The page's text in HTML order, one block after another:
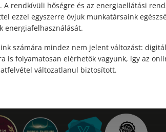
Elolvasom
A rendkívüli hőségre és az energiaellátási
ezzel egyszerre óvjuk munkatársaink
energiafelhasználását.
számára mindez nem jelent változást:
is folyamatosan elérhetők vagyunk, így az
változatlanul biztosított.